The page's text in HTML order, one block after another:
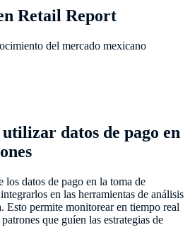
Retail Report
del mercado mexicano
datos de pago en
los datos de pago en la toma de
en las herramientas de análisis
Esto permite monitorear en tiempo real
que guíen las estrategias de